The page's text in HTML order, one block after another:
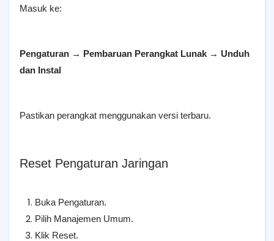
Masuk ke:
Pengaturan → Pembaruan Perangkat Lunak → Unduh
dan Instal
Pastikan perangkat menggunakan versi terbaru.
Reset Pengaturan Jaringan
Buka Pengaturan.
Pilih Manajemen Umum.
Klik Reset.